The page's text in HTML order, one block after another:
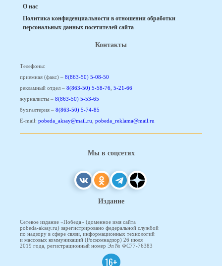
О нас
Политика конфиденциальности в отношении обработки
персональных данных посетителей сайта
Контакты
Телефоны:
приемная (факс) – 8(863-50) 5-08-50
рекламный отдел – 8(863-50) 5-58-76 5-21-66
журналисты – 8(863-50) 5-53-65
бухгалтерия – 8(863-50) 5-74-85
E-mail: pobeda_aksay@mail.ru pobeda_reklama@mail.ru
Мы в соцсетях
Издание
Сетевое издание «Победа» (доменное имя сайта
pobeda-aksay.ru) зарегистрировано федеральной службой
по надзору в сфере связи, информационных технологий
и массовых коммуникаций (Роскомнадзор) 26 июля
2019 года, регистрационный номер Эл № ФС77-76383
16+